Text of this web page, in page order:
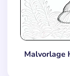
Malvorlage